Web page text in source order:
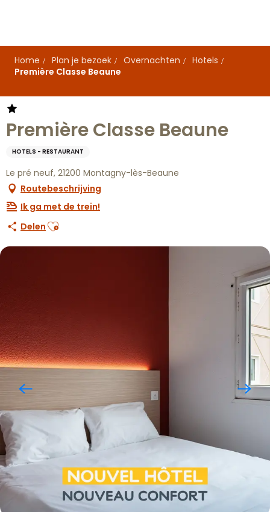
principal
Home
Plan je bezoek Overnachten
Hotels
Première Classe Beaune
Première Classe Beaune
HOTELS - RESTAURANT
Le pré neuf, 21200 Montagny-lès-Beaune
Routebeschrijving
Ik ga met de trein!
Delen Ajouter aux favoris